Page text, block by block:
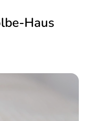
Haus